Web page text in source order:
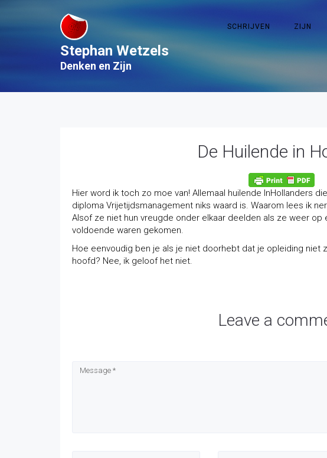
SCHRIJVEN ZIJN
Stephan Wetzels
Denken en Zijn
De Huilende in
Hier word ik toch zo moe van! Allemaal huilende InHollanders
diploma Vrijetijdsmanagement niks waard is. Waarom lees ik
Alsof ze niet hun vreugde onder elkaar deelden als ze weer op
voldoende waren gekomen.
Hoe eenvoudig ben je als je niet doorhebt dat je opleiding niet
hoofd? Nee, ik geloof het niet.
Leave a